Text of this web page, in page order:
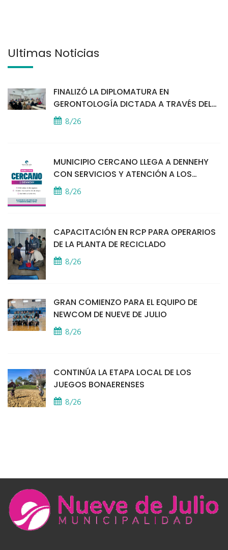
Últimas Noticias
FINALIZÓ LA DIPLOMATURA EN
GERONTOLOGÍA DICTADA A TRAVÉS DEL
PROGRAMA PUENTES
8/26
MUNICIPIO CERCANO LLEGA A DENNEHY
CON SERVICIOS Y ATENCIÓN A LOS
VECINOS
8/26
CAPACITACIÓN EN RCP PARA OPERARIOS
DE LA PLANTA DE RECICLADO
8/26
GRAN COMIENZO PARA EL EQUIPO DE
NEWCOM DE NUEVE DE JULIO
8/26
CONTINÚA LA ETAPA LOCAL DE LOS
JUEGOS BONAERENSES
8/26